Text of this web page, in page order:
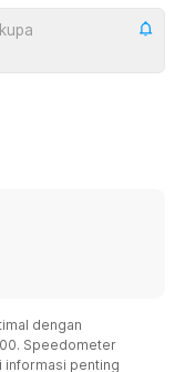
dengan
Speedometer
informasi penting